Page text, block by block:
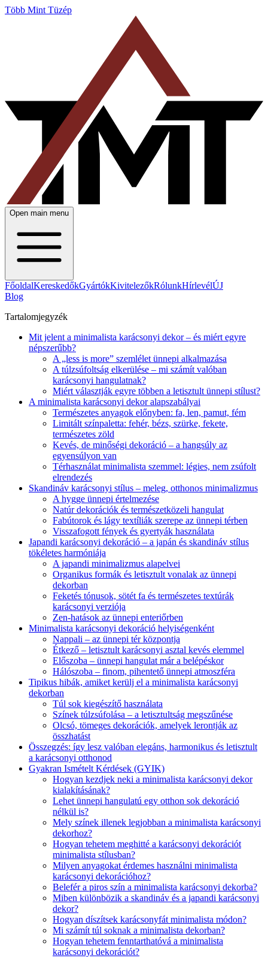
Több Mint Tüzép
Open main menu
FőoldalKereskedőkGyártókKivitelezőkRólunkHírlevélÚJ
Blog
Tartalomjegyzék
Mit jelent a minimalista karácsonyi dekor – és miért egyre
népszerűbb?
A „less is more” szemlélet ünnepi alkalmazása
A túlzsúfoltság elkerülése – mi számít valóban
karácsonyi hangulatnak?
Miért választják egyre többen a letisztult ünnepi stílust?
A minimalista karácsonyi dekor alapszabályai
Természetes anyagok előnyben: fa, len, pamut, fém
Limitált színpaletta: fehér, bézs, szürke, fekete,
természetes zöld
Kevés, de minőségi dekoráció – a hangsúly az
egyensúlyon van
Térhasználat minimalista szemmel: légies, nem zsúfolt
elrendezés
Skandináv karácsonyi stílus – meleg, otthonos minimalizmus
A hygge ünnepi értelmezése
Natúr dekorációk és természetközeli hangulat
Fabútorok és lágy textíliák szerepe az ünnepi térben
Visszafogott fények és gyertyák használata
Japandi karácsonyi dekoráció – a japán és skandináv stílus
tökéletes harmóniája
A japandi minimalizmus alapelvei
Organikus formák és letisztult vonalak az ünnepi
dekorban
Feketés tónusok, sötét fa és természetes textúrák
karácsonyi verziója
Zen-hatások az ünnepi enteriőrben
Minimalista karácsonyi dekoráció helyiségenként
Nappali – az ünnepi tér központja
Étkező – letisztult karácsonyi asztal kevés elemmel
Előszoba – ünnepi hangulat már a belépéskor
Hálószoba – finom, pihentető ünnepi atmoszféra
Tipikus hibák, amiket kerülj el a minimalista karácsonyi
dekorban
Túl sok kiegészítő használata
Színek túlzsúfolása – a letisztultság megszűnése
Olcsó, tömeges dekorációk, amelyek lerontják az
összhatást
Összegzés: így lesz valóban elegáns, harmonikus és letisztult
a karácsonyi otthonod
Gyakran Ismételt Kérdések (GYIK)
Hogyan kezdjek neki a minimalista karácsonyi dekor
kialakításának?
Lehet ünnepi hangulatú egy otthon sok dekoráció
nélkül is?
Mely színek illenek legjobban a minimalista karácsonyi
dekorhoz?
Hogyan tehetem meghitté a karácsonyi dekorációt
minimalista stílusban?
Milyen anyagokat érdemes használni minimalista
karácsonyi dekorációhoz?
Belefér a piros szín a minimalista karácsonyi dekorba?
Miben különbözik a skandináv és a japandi karácsonyi
dekor?
Hogyan díszítsek karácsonyfát minimalista módon?
Mi számít túl soknak a minimalista dekorban?
Hogyan tehetem fenntarthatóvá a minimalista
karácsonyi dekorációt?